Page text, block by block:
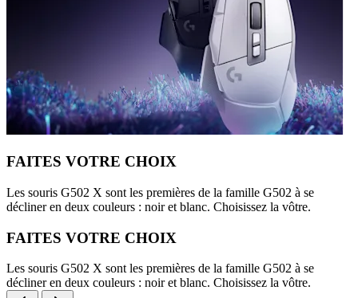
FAITES VOTRE CHOIX
Les souris G502 X sont les premières de la famille G502 à se
décliner en deux couleurs : noir et blanc. Choisissez la vôtre.
FAITES VOTRE CHOIX
Les souris G502 X sont les premières de la famille G502 à se
décliner en deux couleurs : noir et blanc. Choisissez la vôtre.